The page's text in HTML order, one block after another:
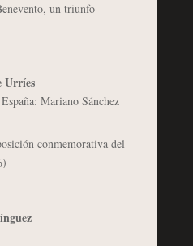
un triunfo
Urríes
Mariano Sánchez
conmemorativa del